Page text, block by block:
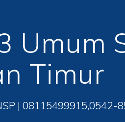
Umum
Timur
| 08115499915,0542-